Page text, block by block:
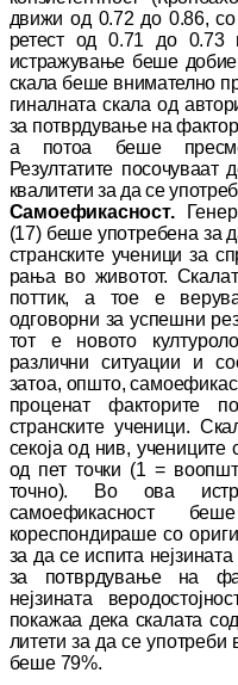
движи од 0.72 до 0.86,
ретест од 0.71 до
истражување беше
скала беше вни­ма­телно
гиналната скала од
за потврдување на
а потоа беше
Резултатите по­со­чуваат
квалитети за да се
Самоефикасност.
(17) беше употребена за
странските уче­ни­ци за
ра­ња во животот.
поттик, а тое е
одговорни за ус­пеш­ни
тот e новото
различни ситуации и
затоа, општо,
про­це­нат фак­то­рите
странските ученици.
секоја од нив,
од пет точки (1 =
точно). Во ова
самоефикасност
кореспондираше со
за да се испита
за потврдување на
нејзината
покажаа дека ска­ла­та
ли­тети за да се употреби
беше 79%.